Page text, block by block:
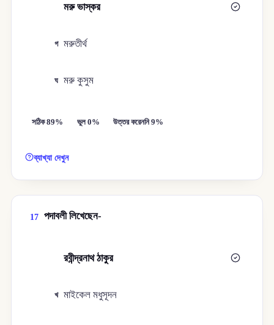
মরু ভাস্কর
গ মরুতীর্থ
ঘ মরু কুসুম
সঠিক 89% ভুল 0% উত্তর করেননি 9%
ব্যাখ্যা দেখুন
17 পদাবলী লিখেছেন-
রবীন্দ্রনাথ ঠাকুর
খ মাইকেল মধুসূদন